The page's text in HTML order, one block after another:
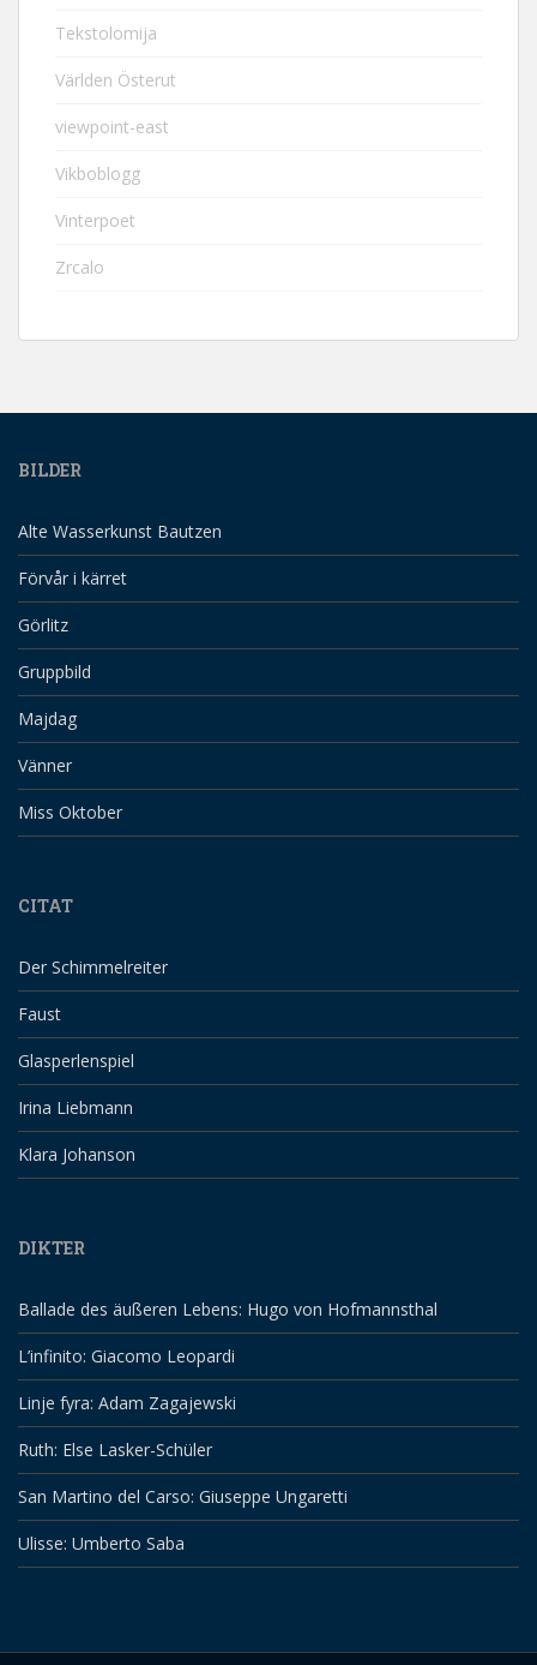
Tekstolomija
Världen Österut
viewpoint-east
Vikboblogg
Vinterpoet
Zrcalo
BILDER
Alte Wasserkunst Bautzen
Förvår i kärret
Görlitz
Gruppbild
Majdag
Vänner
Miss Oktober
CITAT
Der Schimmelreiter
Faust
Glasperlenspiel
Irina Liebmann
Klara Johanson
DIKTER
Ballade des äußeren Lebens: Hugo von Hofmannsthal
L’infinito: Giacomo Leopardi
Linje fyra: Adam Zagajewski
Ruth: Else Lasker-Schüler
San Martino del Carso: Giuseppe Ungaretti
Ulisse: Umberto Saba